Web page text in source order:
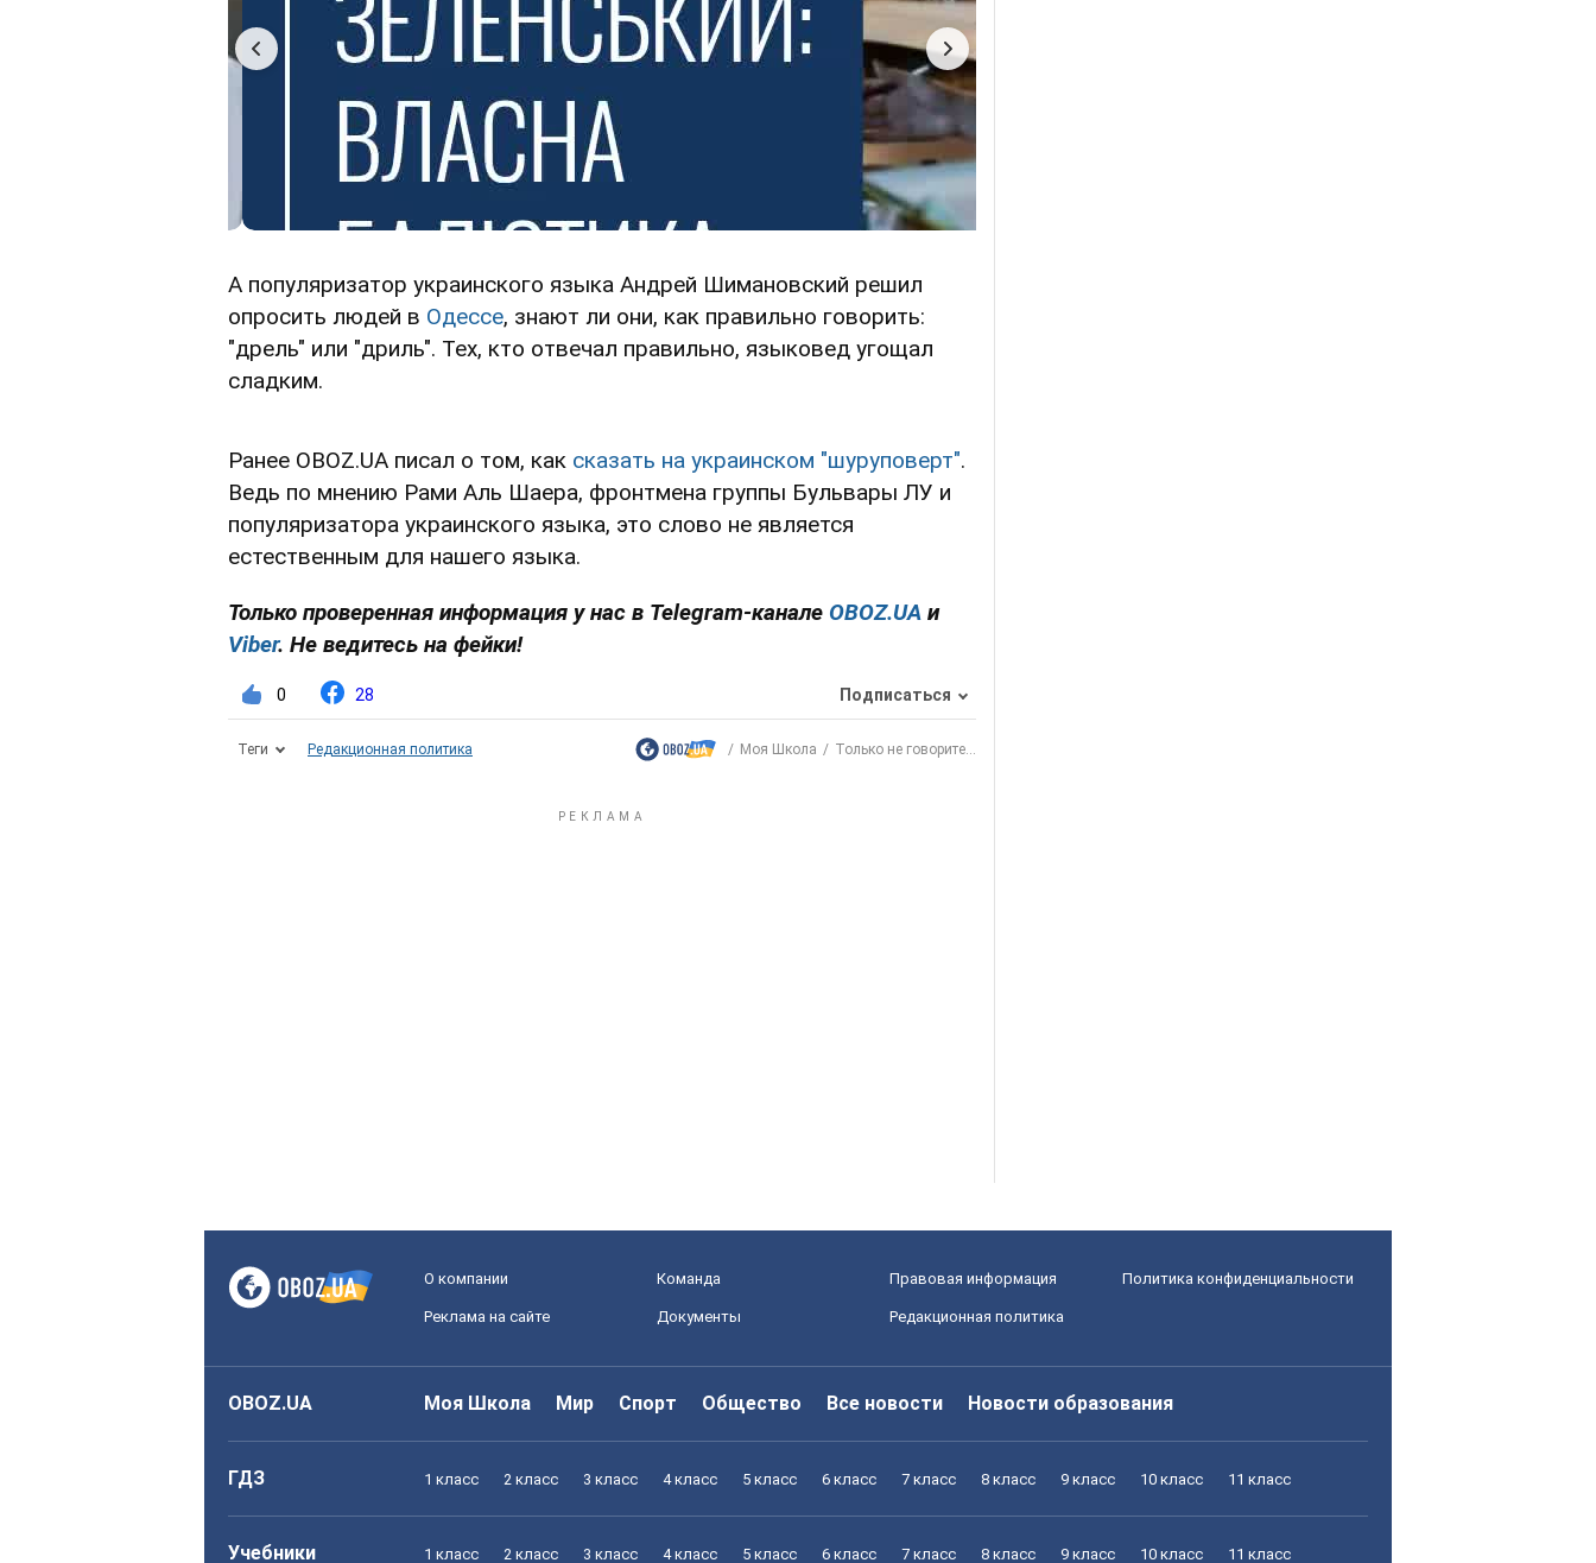
А популяризатор украинского языка Андрей Шимановский решил
опросить людей в Одессе, знают ли они, как правильно говорить:
"дрель" или "дриль". Тех, кто отвечал правильно, языковед угощал
сладким.
Ранее OBOZ.UA писал о том, как сказать на украинском "шуруповерт".
Ведь по мнению Рами Аль Шаера, фронтмена группы Бульвары ЛУ и
популяризатора украинского языка, это слово не является
естественным для нашего языка.
Только проверенная информация у нас в Telegram-канале OBOZ.UA и
Viber. Не ведитесь на фейки!
0 28 Подписаться
Теги Редакционная политика Моя Школа Только не говорите...
О компании Команда Правовая информация Политика конфиденциальности
Реклама на сайте Документы Редакционная политика
OBOZ.UA Моя Школа Мир Спорт Общество Все новости Новости образования
ГДЗ 1 класс 2 класс 3 класс 4 класс 5 класс 6 класс 7 класс 8 класс 9 класс 10 класс 11 класс
Учебники 1 класс 2 класс 3 класс 4 класс 5 класс 6 класс 7 класс 8 класс 9 класс 10 класс 11 класс